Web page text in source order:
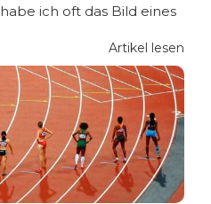
ich oft das Bild eines
Artikel lesen